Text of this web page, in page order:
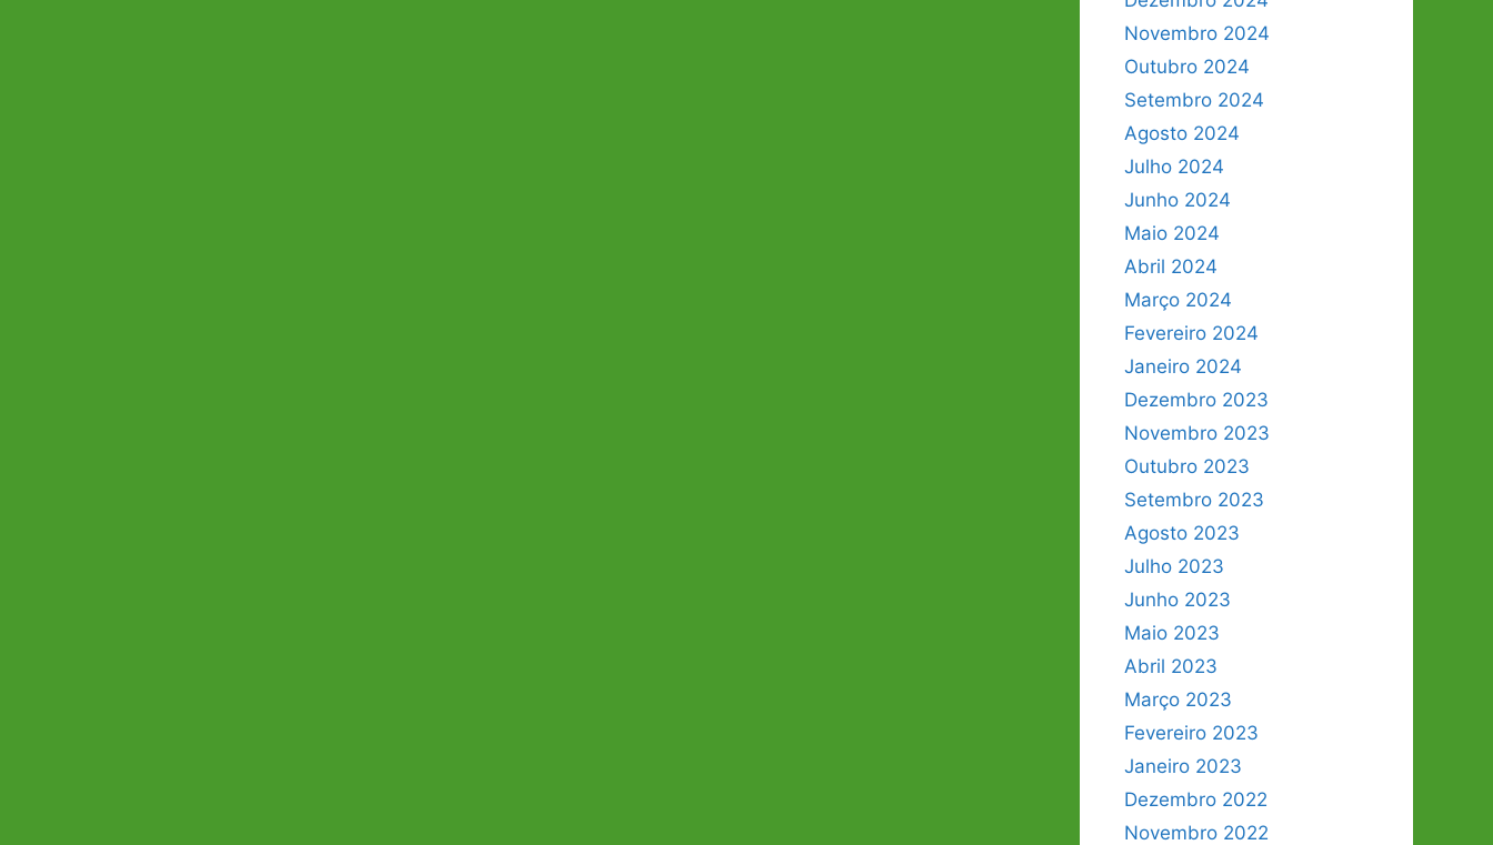
Novembro 2024
Outubro 2024
Setembro 2024
Agosto 2024
Julho 2024
Junho 2024
Maio 2024
Abril 2024
Março 2024
Fevereiro 2024
Janeiro 2024
Dezembro 2023
Novembro 2023
Outubro 2023
Setembro 2023
Agosto 2023
Julho 2023
Junho 2023
Maio 2023
Abril 2023
Março 2023
Fevereiro 2023
Janeiro 2023
Dezembro 2022
Novembro 2022